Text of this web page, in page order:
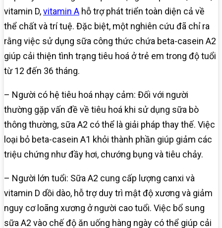
vitamin D,vitamin A hỗ trợ phát triển toàn diện cả về
thể chất và trí tuệ. Đặc biệt, một nghiên cứu đã chỉ ra
rằng việc sử dụng sữa công thức chứa beta-casein A2
giúp cải thiện tình trạng tiêu hoá ở trẻ em trong độ tuổi
từ 12 đến 36 tháng.
– Người có hệ tiêu hoá nhạy cảm: Đối với người
thường gặp vấn đề về tiêu hoá khi sử dụng sữa bò
thông thường, sữa A2 có thể là giải pháp thay thế. Việc
loại bỏ beta-casein A1 khỏi thành phần giúp giảm các
triệu chứng như đầy hơi, chướng bụng và tiêu chảy.
– Người lớn tuổi: Sữa A2 cung cấp lượng canxi và
vitamin D dồi dào, hỗ trợ duy trì mật độ xương và giảm
nguy cơ loãng xương ở người cao tuổi. Việc bổ sung
sữa A2 vào chế độ ăn uống hàng ngày có thể giúp cải